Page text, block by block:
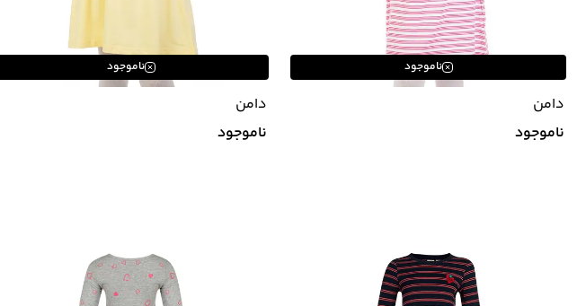
ناموجود
دامن
ناموجود
ناموجود
دامن
ناموجود